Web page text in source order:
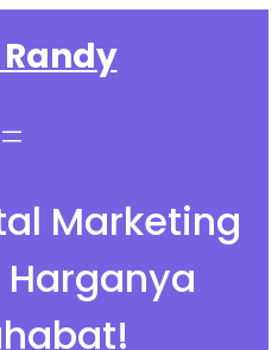
Marketing
Harganya